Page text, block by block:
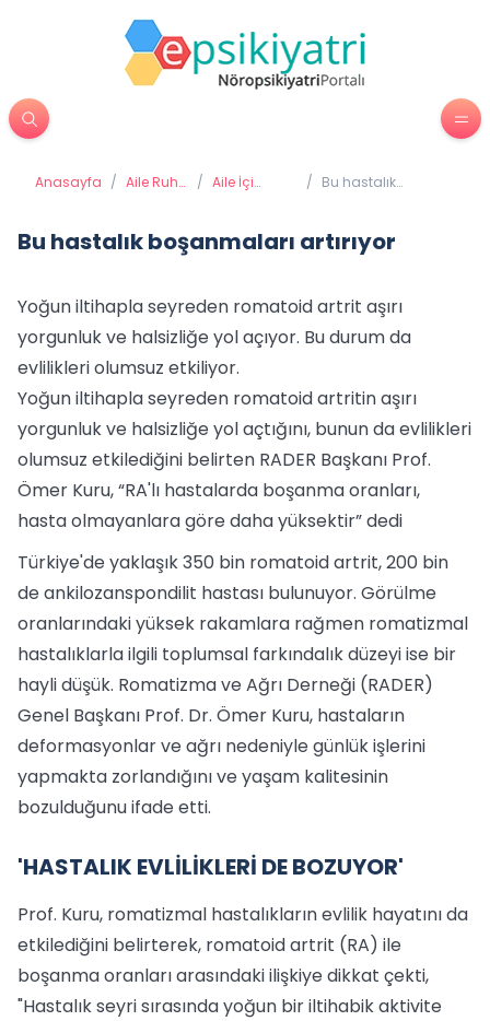
Anasayfa / Aile Ruh
/ Aile İçi
/ Bu hastalık
Bu hastalık boşanmaları artırıyor
Yoğun iltihapla seyreden romatoid artrit aşırı
yorgunluk ve halsizliğe yol açıyor. Bu durum da
evlilikleri olumsuz etkiliyor.
Yoğun iltihapla seyreden romatoid artritin aşırı
yorgunluk ve halsizliğe yol açtığını, bunun da evlilikleri
olumsuz etkilediğini belirten RADER Başkanı Prof.
Ömer Kuru, “RA'lı hastalarda boşanma oranları,
hasta olmayanlara göre daha yüksektir” dedi
Türkiye'de yaklaşık 350 bin romatoid artrit, 200 bin
de ankilozanspondilit hastası bulunuyor. Görülme
oranlarındaki yüksek rakamlara rağmen romatizmal
hastalıklarla ilgili toplumsal farkındalık düzeyi ise bir
hayli düşük. Romatizma ve Ağrı Derneği (RADER)
Genel Başkanı Prof. Dr. Ömer Kuru, hastaların
deformasyonlar ve ağrı nedeniyle günlük işlerini
yapmakta zorlandığını ve yaşam kalitesinin
bozulduğunu ifade etti.
'HASTALIK EVLİLİKLERİ DE BOZUYOR'
Prof. Kuru, romatizmal hastalıkların evlilik hayatını da
etkilediğini belirterek, romatoid artrit (RA) ile
boşanma oranları arasındaki ilişkiye dikkat çekti,
"Hastalık seyri sırasında yoğun bir iltihabik aktivite